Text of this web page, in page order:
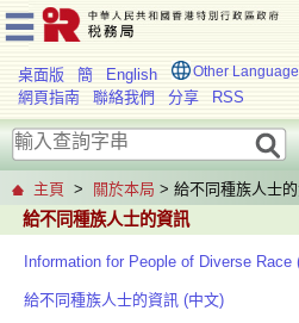
桌面版 簡 English Other
網頁指南 聯絡我們 分享 RSS
主頁 > 關於本局 > 給不同種族人士
給不同種族人士的資訊
Information for People of Diverse Race
給不同種族人士的資訊 (中文)